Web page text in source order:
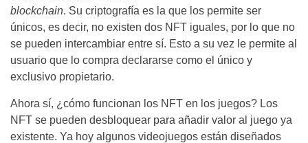
blockchain. Su criptografía es la que los permite ser
únicos, es decir, no existen dos NFT iguales, por lo que no
se pueden intercambiar entre sí. Esto a su vez le permite al
usuario que lo compra declararse como el único y
exclusivo propietario.
Ahora sí, ¿cómo funcionan los NFT en los juegos? Los
NFT se pueden desbloquear para añadir valor al juego ya
existente. Ya hoy algunos videojuegos están diseñados